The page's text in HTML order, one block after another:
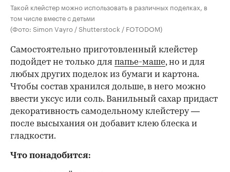
Такой клейстер можно использовать в различных поделках, в
том числе вместе с детьми
(Фото: Simon Vayro / Shutterstock / FOTODOM)
Самостоятельно приготовленный клейстер
подойдет не только для папье-маше, но и для
любых других поделок из бумаги и картона.
Чтобы состав хранился дольше, в него можно
ввести уксус или соль. Ванильный сахар придаст
декоративность самодельному клейстеру —
после высыхания он добавит клею блеска и
гладкости.
Что понадобится: